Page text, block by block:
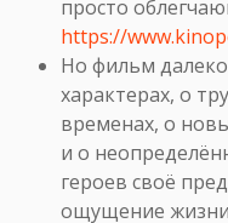
просто
https://
Но фильм
характерах, о
временах, о
и о
героев своё
ощущение